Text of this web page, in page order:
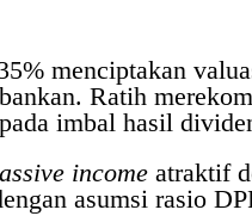
menciptakan
Ratih
imbal hasil
income atraktif
asumsi rasio